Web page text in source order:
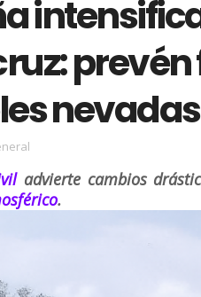
nevadas
advierte cambios
.